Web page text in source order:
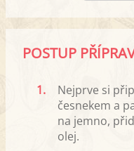
POSTUP
1.
Nejprve si
česnekem a
na jemno,
olej.